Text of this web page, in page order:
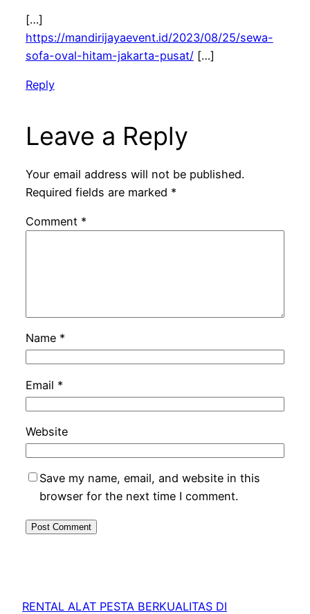
[…]
https://mandirijayaevent.id/2023/08/25/sewa-
sofa-oval-hitam-jakarta-pusat/[…]
Reply
Leave a Reply
Your email address will not be published.
Required fields are marked *
Comment *
Name *
Email *
Website
Save my name, email, and website in this
browser for the next time I comment.
RENTAL ALAT PESTA BERKUALITAS DI